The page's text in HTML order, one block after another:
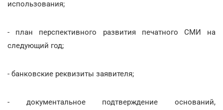
использования;
- план перспективного развития печатного СМИ на
следующий год;
- банковские реквизиты заявителя;
- документальное подтверждение оснований,